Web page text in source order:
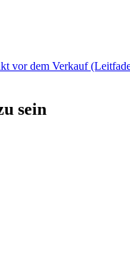
vor dem Verkauf
sein